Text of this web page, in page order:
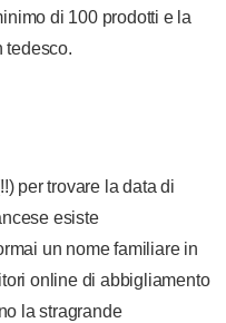
di 100 prodotti e la
tedesco.
per trovare la data di
esiste
un nome familiare in
online di abbigliamento
la stragrande